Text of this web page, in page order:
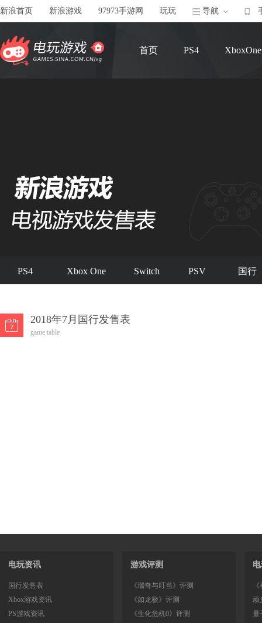
新浪首页 新浪游戏 97973手游网 玩玩 导航
首页 PS4 XboxOne
PS4 Xbox One Switch PSV 国行
2018年7月国行发售表
game table
电玩资讯
国行发售表
Xbox游戏资讯
PS游戏资讯
游戏评测
《瑞奇与叮当》评测
《如龙极》评测
《生化危机0》评测
顽
量